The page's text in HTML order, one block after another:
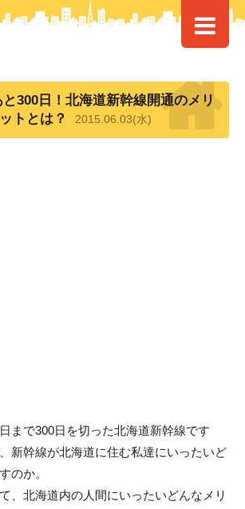
300日！北海道新幹線開通のメリット・デメリット
と300日！北海道新幹線開通のメリ
トとは？
2015.06.03(水)
まで300日を切った北海道新幹線です
新幹線が北海道に住む私達にいったいど
のか。
、北海道内の人間にいったいどんなメリ